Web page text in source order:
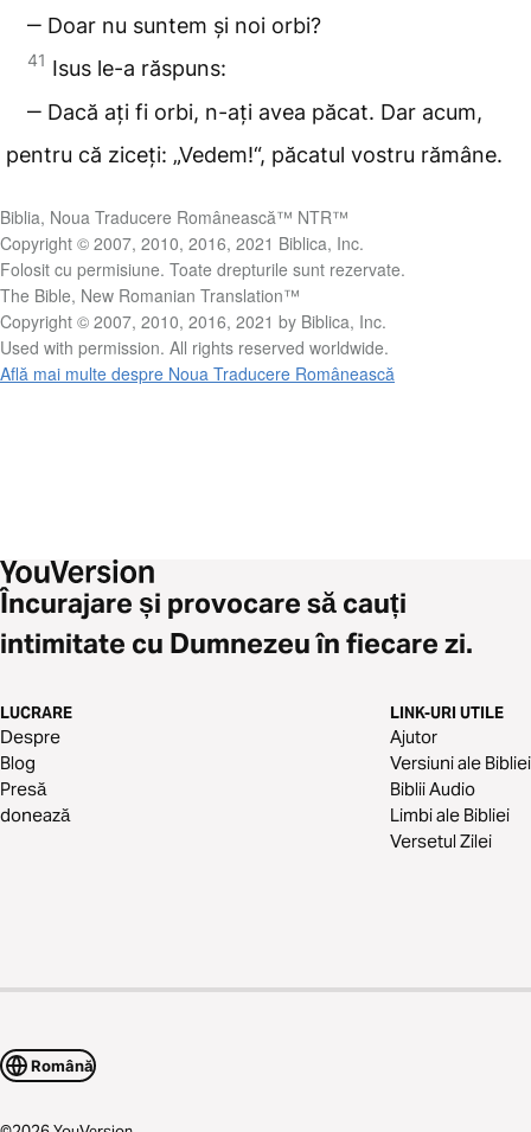
‒ Doar nu suntem și noi orbi?
41 Isus le-a răspuns:
‒ Dacă ați fi orbi, n-ați avea păcat. Dar acum,
pentru că ziceți: „Vedem!“, păcatul vostru rămâne.
Biblia, Noua Traducere Românească™ NTR™
Copyright © 2007, 2010, 2016, 2021 Biblica, Inc.
Folosit cu permisiune. Toate drepturile sunt rezervate.
The Bible, New Romanian Translation™
Copyright © 2007, 2010, 2016, 2021 by Biblica, Inc.
Used with permission. All rights reserved worldwide.
Află mai multe despre Noua Traducere Românească
Încurajare și provocare să cauți
intimitate cu Dumnezeu în fiecare zi.
LUCRARE
Despre
Blog
Presă
donează
LINK-URI UTILE
Ajutor
Versiuni ale Bibliei
Biblii Audio
Limbi ale Bibliei
Versetul Zilei
Română